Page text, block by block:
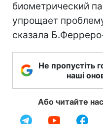
биометрический
упрощает
сказала
Не пропустіть
наші
Або читайте